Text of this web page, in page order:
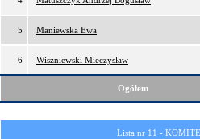
5 Maniewska Ewa
6 Wiszniewski Mieczysław
Ogółem
Lista nr 11 -